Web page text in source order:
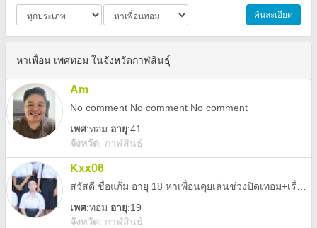
ค้นละเอียด
หาเพื่อน เพศทอม ในจังหวัดกาฬสินธุ์
Am
No comment No comment No comment
เพศ:ทอม อายุ:41
จังหวัด: กาฬสินธุ์
Kxx06
เพศ:ทอม อายุ:19
จังหวัด: กาฬสินธุ์